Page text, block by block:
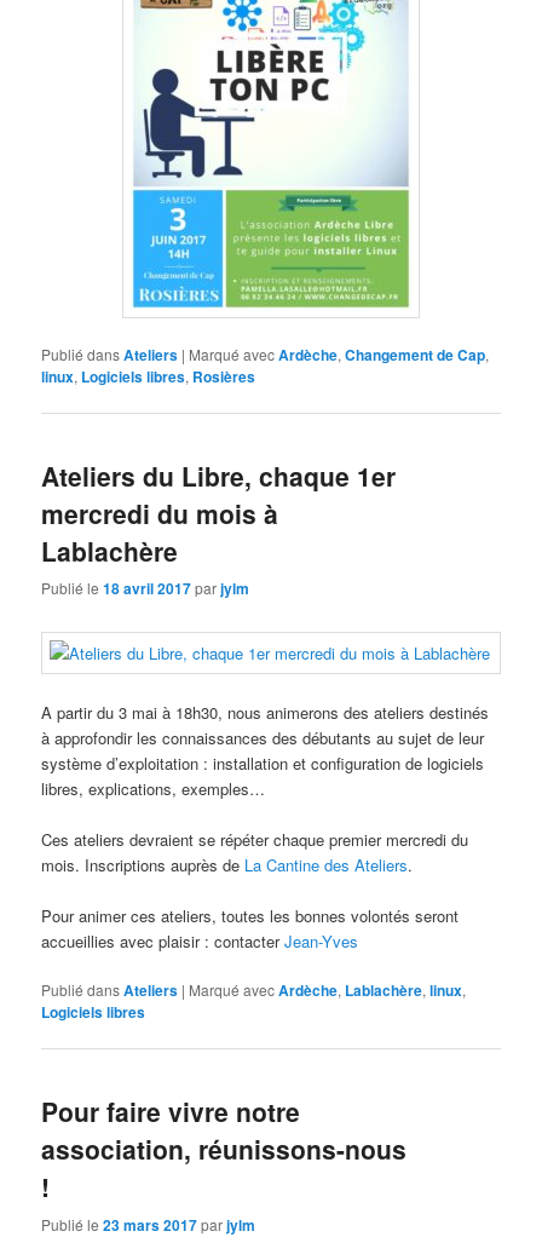
Publié dansAteliers | Marqué avecArdèche,Changement de Cap,
linux, Logiciels libres, Rosières
Ateliers du Libre, chaque 1er
mercredi du mois à
Lablachère
Publié le18 avril 2017parjylm
A partir du 3 mai à 18h30, nous animerons des ateliers destinés
à approfondir les connaissances des débutants au sujet de leur
système d’exploitation : installation et configuration de logiciels
libres, explications, exemples…
Ces ateliers devraient se répéter chaque premier mercredi du
mois. Inscriptions auprès de La Cantine des Ateliers.
Pour animer ces ateliers, toutes les bonnes volontés seront
accueillies avec plaisir : contacterJean-Yves
Publié dansAteliers | Marqué avecArdèche, Lablachère,linux,
Logiciels libres
Pour faire vivre notre
association, réunissons-nous
!
Publié le23 mars 2017parjylm